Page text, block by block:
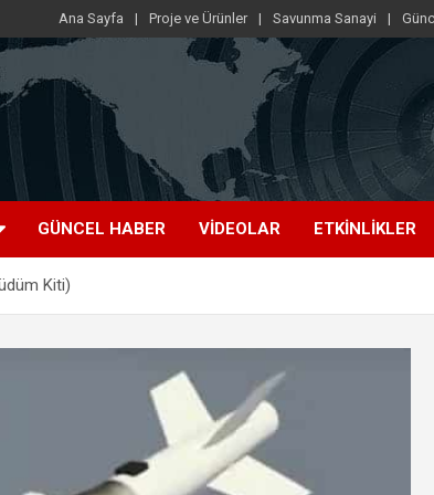
Ana Sayfa Proje ve Ürünler Savunma Sanayi
GÜNCEL HABER VIDEOLAR ETKINLIKLER
Kiti)